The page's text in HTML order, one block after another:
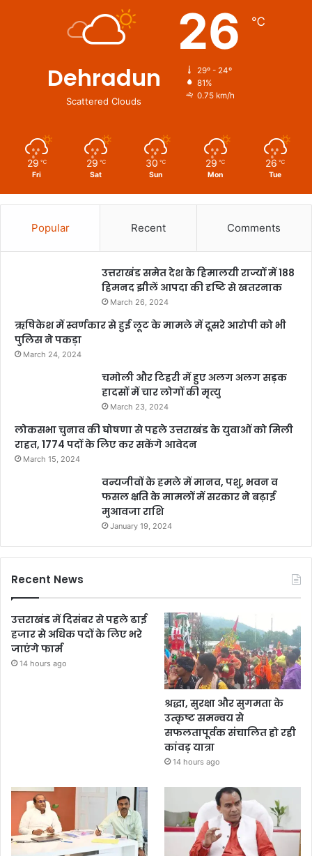
Dehradun
Scattered Clouds
26 ℃
29º - 24º
81%
0.75 km/h
29 ℃
Fri
29 ℃
Sat
30 ℃
Sun
29 ℃
Mon
26 ℃
Tue
Popular Recent Comments
उत्तराखंड समेत देश के हिमालयी राज्यों में 188
हिमनद झीलें आपदा की दृष्टि से खतरनाक
March 26, 2024
ऋषिकेश में स्वर्णकार से हुई लूट के मामले में दूसरे आरोपी को भी
पुलिस ने पकड़ा
March 24, 2024
चमोली और टिहरी में हुए अलग अलग सड़क
हादसों में चार लोगों की मृत्यु
March 23, 2024
लोकसभा चुनाव की घोषणा से पहले उत्तराखंड के युवाओं को मिली
राहत, 1774 पदों के लिए कर सकेंगे आवेदन
March 15, 2024
वन्यजीवों के हमले में मानव, पशु, भवन व
फसल क्षति के मामलों में सरकार ने बढ़ाई
मुआवजा राशि
January 19, 2024
Recent News
उत्तराखंड में दिसंबर से पहले ढाई
हजार से अधिक पदों के लिए भरे
जाएंगे फार्म
14 hours ago
श्रद्धा, सुरक्षा और सुगमता के
उत्कृष्ट समन्वय से
सफलतापूर्वक संचालित हो रही
कांवड़ यात्रा
14 hours ago